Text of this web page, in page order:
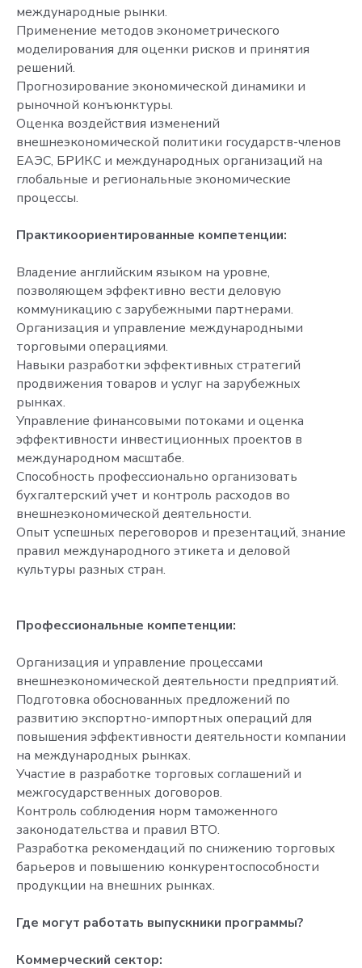
международные рынки.
Применение методов эконометрического
моделирования для оценки рисков и принятия
решений.
Прогнозирование экономической динамики и
рыночной конъюнктуры.
Оценка воздействия изменений
внешнеэкономической политики государств-членов
ЕАЭС, БРИКС и международных организаций на
глобальные и региональные экономические
процессы.
Практикоориентированные компетенции:
Владение английским языком на уровне,
позволяющем эффективно вести деловую
коммуникацию с зарубежными партнерами.
Организация и управление международными
торговыми операциями.
Навыки разработки эффективных стратегий
продвижения товаров и услуг на зарубежных
рынках.
Управление финансовыми потоками и оценка
эффективности инвестиционных проектов в
международном масштабе.
Способность профессионально организовать
бухгалтерский учет и контроль расходов во
внешнеэкономической деятельности.
Опыт успешных переговоров и презентаций, знание
правил международного этикета и деловой
культуры разных стран.
Профессиональные компетенции:
Организация и управление процессами
внешнеэкономической деятельности предприятий.
Подготовка обоснованных предложений по
развитию экспортно-импортных операций для
повышения эффективности деятельности компании
на международных рынках.
Участие в разработке торговых соглашений и
межгосударственных договоров.
Контроль соблюдения норм таможенного
законодательства и правил ВТО.
Разработка рекомендаций по снижению торговых
барьеров и повышению конкурентоспособности
продукции на внешних рынках.
Где могут работать выпускники программы?
Коммерческий сектор: